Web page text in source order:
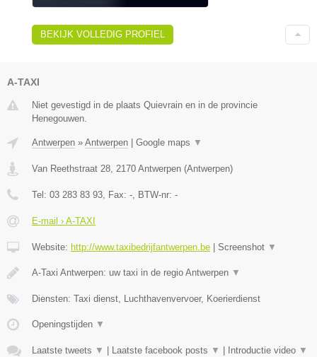
BEKIJK VOLLEDIG PROFIEL
A-TAXI
Niet gevestigd in de plaats Quievrain en in de provincie
Henegouwen.
Antwerpen » Antwerpen Google maps ▼
Van Reethstraat 28, 2170 Antwerpen (Antwerpen)
Tel: 03 283 83 93, Fax: -, BTW-nr: -
E-mail › A-TAXI
Website: http://www.taxibedrijfantwerpen.be Screenshot ▼
A-Taxi Antwerpen: uw taxi in de regio Antwerpen ▼
Diensten: Taxi dienst, Luchthavenvervoer, Koerierdienst
Openingstijden ▼
Laatste tweets ▼ Laatste facebook posts ▼ Introductie video ▼